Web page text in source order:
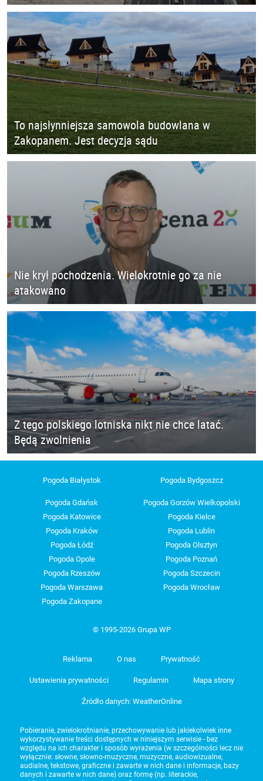
To najsłynniejsza samowola budowlana w
Zakopanem. Jest decyzja sądu
Nie krył pochodzenia. Wielokrotnie go za nie
atakowano
Z tego polskiego lotniska nikt nie chce latać.
Będą zwolnienia
Pogoda Białystok Pogoda Bydgoszcz
Pogoda Gdańsk
Pogoda Gorzów Wielkopolski
Pogoda Katowice
Pogoda Kielce
Pogoda Kraków
Pogoda Lublin
Pogoda Łódź
Pogoda Olsztyn
Pogoda Opole
Pogoda Poznań
Pogoda Rzeszów
Pogoda Szczecin
Pogoda Warszawa
Pogoda Wrocław
Pogoda Zakopane
© 1995-2026 Grupa WP
Reklama O nas Prywatność
Ustawienia prywatności Regulamin Mapa strony
Źródło danych: WeatherOnline
Pobieranie, zwielokrotnianie, przechowywanie lub jakiekolwiek inne
wykorzystywanie treści dostępnych w niniejszym serwisie - bez
względu na ich charakter i sposób wyrażenia (w szczególności lecz nie
wyłącznie: słowne, słowno-muzyczne, muzyczne, audiowizualne,
audialne, tekstowe, graficzne i zawarte w nich dane i informacje, bazy
danych i zawarte w nich dane) oraz formę (np. literackie,